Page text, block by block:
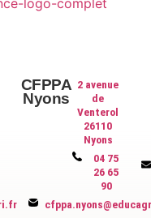
CFPPA
Nyons
2 avenue
de
Venterol
26110
Nyons
04 75
26 65
90